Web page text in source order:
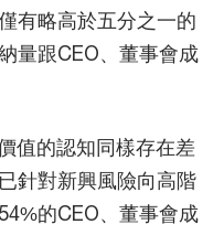
有略高於五分之一的
量跟CEO、董事會成
值的認知同樣存在差
針對新興風險向高階
的CEO、董事會成